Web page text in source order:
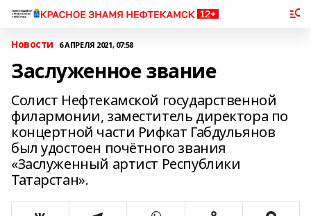
Новости 6 АПРЕЛЯ 2021, 07:58
Заслуженное звание
Солист Нефтекамской государственной
филармонии, заместитель директора по
концертной части Рифкат Габдульянов
был удостоен почётного звания
«Заслуженный артист Республики
Татарстан».